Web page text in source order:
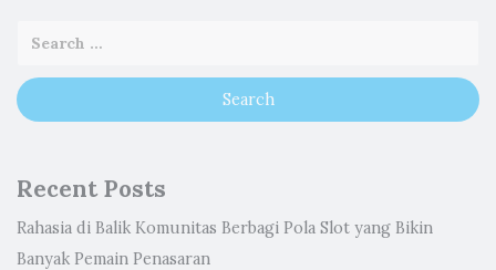
Recent Posts
Rahasia di Balik Komunitas Berbagi Pola Slot yang Bikin
Banyak Pemain Penasaran